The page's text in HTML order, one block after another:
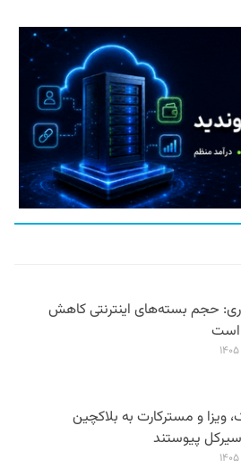
حجم بسته‌های اینترنتی کاهش
است
ویزا و مسترکارت به بلاکچین
پیوستند